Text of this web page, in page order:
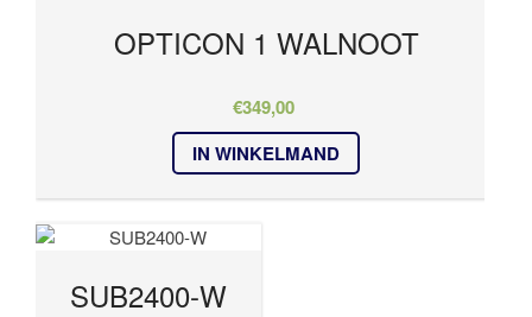
OPTICON 1 WALNOOT
€349,00
IN WINKELMAND
SUB2400-W